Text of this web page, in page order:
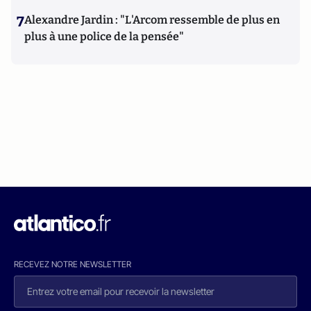
7Alexandre Jardin : "L'Arcom ressemble de plus en
plus à une police de la pensée"
RECEVEZ NOTRE NEWSLETTER